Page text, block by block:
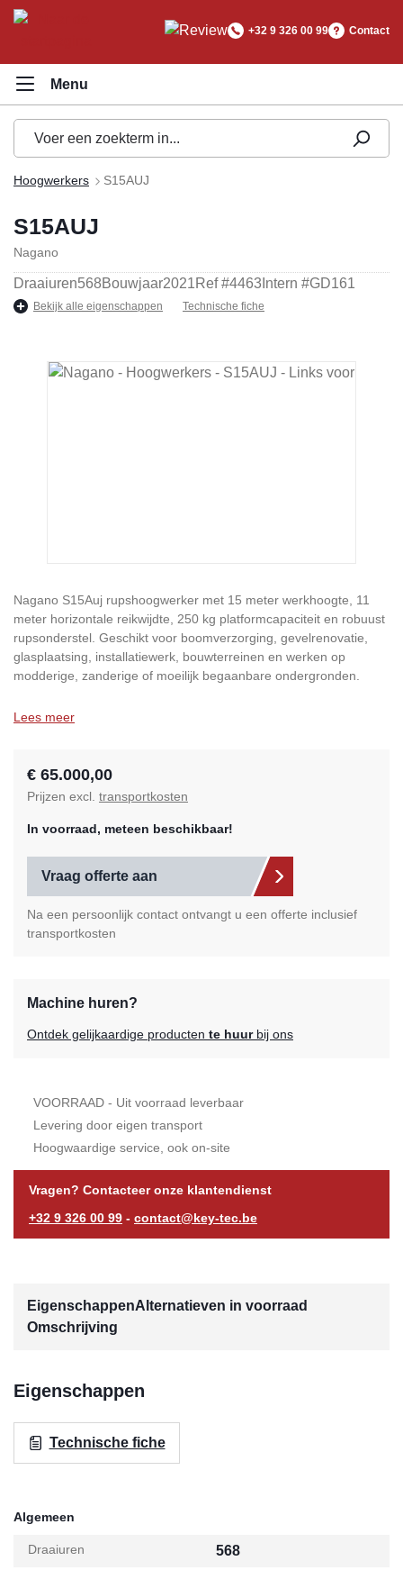
+32 9 326 00 99 Contact
Hoogwerkers S15AUJ
S15AUJ
Nagano
Draaiuren568Bouwjaar2021Ref #4463 Intern #GD161
Bekijk alle eigenschappen Technische fiche
Afbeeldingengalerij overslaan
Nagano S15Auj rupshoogwerker met 15 meter werkhoogte, 11
meter horizontale reikwijdte, 250 kg platformcapaciteit en robuust
rupsonderstel. Geschikt voor boomverzorging, gevelrenovatie,
glasplaatsing, installatiewerk, bouwterreinen en werken op
modderige, zanderige of moeilijk begaanbare ondergronden.
Lees meer
€ 65.000,00
Prijzen excl. transportkosten
In voorraad, meteen beschikbaar!
Vraag offerte aan
Na een persoonlijk contact ontvangt u een offerte inclusief
transportkosten
Machine huren?
Ontdek gelijkaardige producten te huurbij ons
VOORRAAD - Uit voorraad leverbaar
Levering door eigen transport
Hoogwaardige service, ook on-site
Vragen? Contacteer onze klantendienst
+32 9 326 00 99 - contact@key-tec.be
EigenschappenAlternatieven in voorraad
Omschrijving
Eigenschappen
Technische fiche
Algemeen
Draaiuren 568